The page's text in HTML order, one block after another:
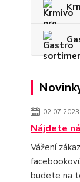
02.07.2023
Nájdete
Vážení
budete na